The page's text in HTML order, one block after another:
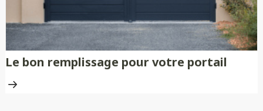
Le bon remplissage pour votre portail